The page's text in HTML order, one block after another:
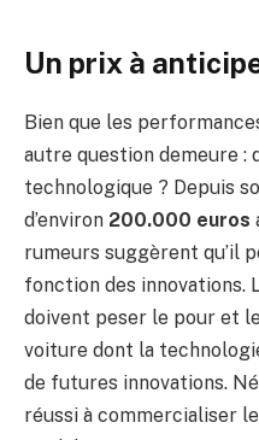
Un prix à
Bien que les
autre question demeure :
technologique ? Depuis
d’environ 200.000 euros
rumeurs suggèrent qu’il
fonction des innovations.
doivent peser le pour et
voiture dont la
de futures innovations.
réussi à commercialiser le